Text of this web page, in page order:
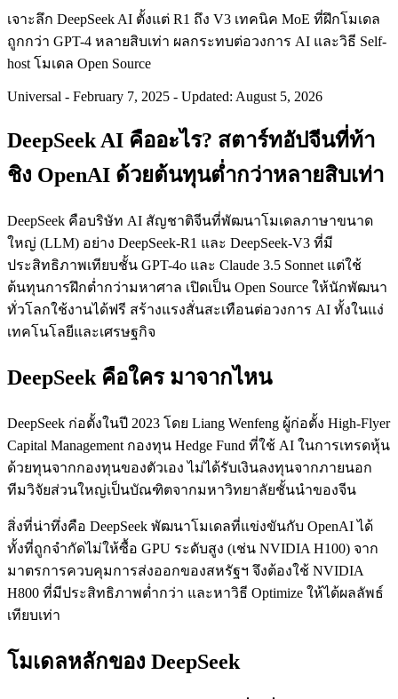
เจาะลึก DeepSeek AI ตั้งแต่ R1 ถึง V3 เทคนิค MoE ที่ฝึกโมเดล
ถูกกว่า GPT-4 หลายสิบเท่า ผลกระทบต่อวงการ AI และวิธี Self-
host โมเดล Open Source
Universal - February 7, 2025 - Updated: August 5, 2026
DeepSeek AI คืออะไร? สตาร์ทอัปจีนที่ท้า
ชิง OpenAI ด้วยต้นทุนต่ำกว่าหลายสิบเท่า
DeepSeek คือบริษัท AI สัญชาติจีนที่พัฒนาโมเดลภาษาขนาด
ใหญ่ (LLM) อย่าง DeepSeek-R1 และ DeepSeek-V3 ที่มี
ประสิทธิภาพเทียบชั้น GPT-4o และ Claude 3.5 Sonnet แต่ใช้
ต้นทุนการฝึกต่ำกว่ามหาศาล เปิดเป็น Open Source ให้นักพัฒนา
ทั่วโลกใช้งานได้ฟรี สร้างแรงสั่นสะเทือนต่อวงการ AI ทั้งในแง่
เทคโนโลยีและเศรษฐกิจ
DeepSeek คือใคร มาจากไหน
DeepSeek ก่อตั้งในปี 2023 โดย Liang Wenfeng ผู้ก่อตั้ง High-Flyer
Capital Management กองทุน Hedge Fund ที่ใช้ AI ในการเทรดหุ้น
ด้วยทุนจากกองทุนของตัวเอง ไม่ได้รับเงินลงทุนจากภายนอก
ทีมวิจัยส่วนใหญ่เป็นบัณฑิตจากมหาวิทยาลัยชั้นนำของจีน
สิ่งที่น่าทึ่งคือ DeepSeek พัฒนาโมเดลที่แข่งขันกับ OpenAI ได้
ทั้งที่ถูกจำกัดไม่ให้ซื้อ GPU ระดับสูง (เช่น NVIDIA H100) จาก
มาตรการควบคุมการส่งออกของสหรัฐฯ จึงต้องใช้ NVIDIA
H800 ที่มีประสิทธิภาพต่ำกว่า และหาวิธี Optimize ให้ได้ผลลัพธ์
เทียบเท่า
โมเดลหลักของ DeepSeek